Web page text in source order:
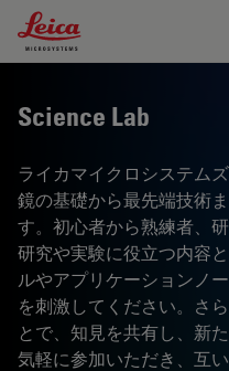
Leica Microsystems Logo
Science Lab
ライカマイクロシステム
鏡の基礎から最先端技術
す。初心者から熟練者、
研究や実験に役立つ内容
ルやアプリケーションノ
を刺激してください。さ
とで、知見を共有し、新
気軽に参加いただき、互